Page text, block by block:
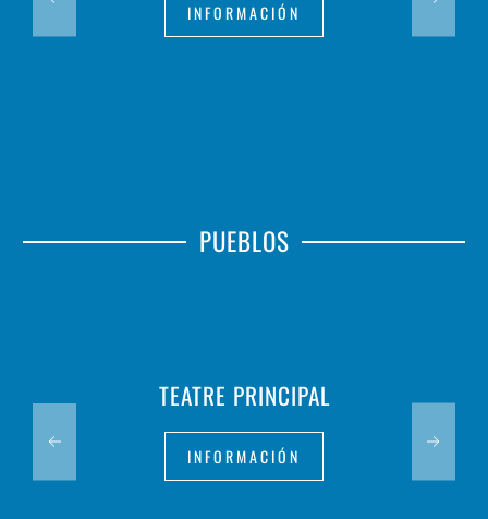
INFORMACIÓN
PUEBLOS
TEATRE PRINCIPAL
INFORMACIÓN